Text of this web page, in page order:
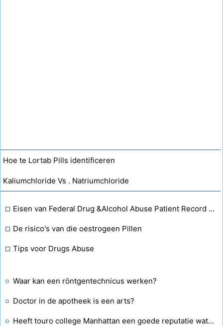
Hoe te Lortab Pills identificeren
Kaliumchloride Vs . Natriumchloride
Eisen van Federal Drug &Alcohol Abuse Patient Record verordeningen
De risico's van die oestrogeen Pillen
Tips voor Drugs Abuse
Waar kan een röntgentechnicus werken?
Doctor in de apotheek is een arts?
Heeft touro college Manhattan een goede reputatie wat betreft zijn Physician Assistant-programma?